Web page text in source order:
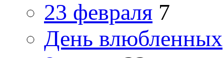
23 февраля 7
День влюбленных